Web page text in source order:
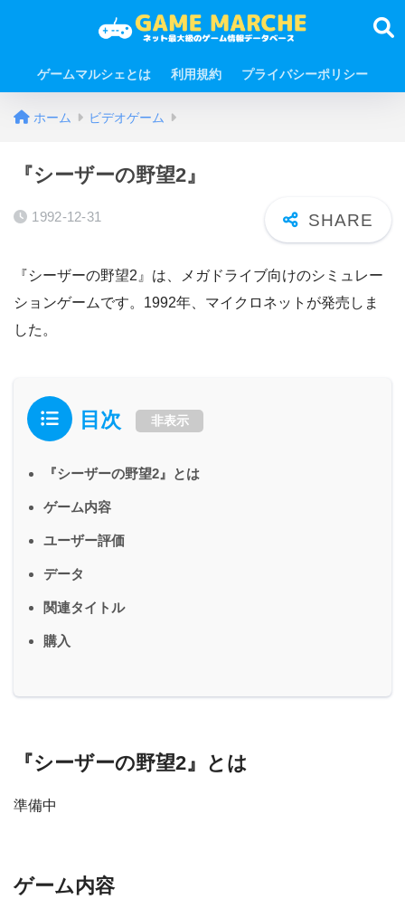
ゲームマルシェとは 利用規約 プライバシーポリシー
ホーム ビデオゲーム
『シーザーの野望2』
1992-12-31
『シーザーの野望2』は、メガドライブ向けのシミュレー
ションゲームです。1992年、マイクロネットが発売しま
した。
目次 非表示
『シーザーの野望2』とは
ゲーム内容
ユーザー評価
データ
関連タイトル
購入
『シーザーの野望2』とは
準備中
ゲーム内容